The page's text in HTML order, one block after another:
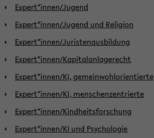
Expert*innen/Jugend
Expert*innen/Jugend und Religion
Expert*innen/Juristenausbildung
Expert*innen/Kapitalanlagerecht
Expert*innen/KI, gemeinwohlorientierte
Expert*innen/KI, menschenzentrierte
Expert*innen/Kindheitsforschung
Expert*innen/KI und Psychologie